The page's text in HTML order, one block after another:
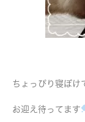
ちょっぴり寝ぼけ
お迎え待ってます